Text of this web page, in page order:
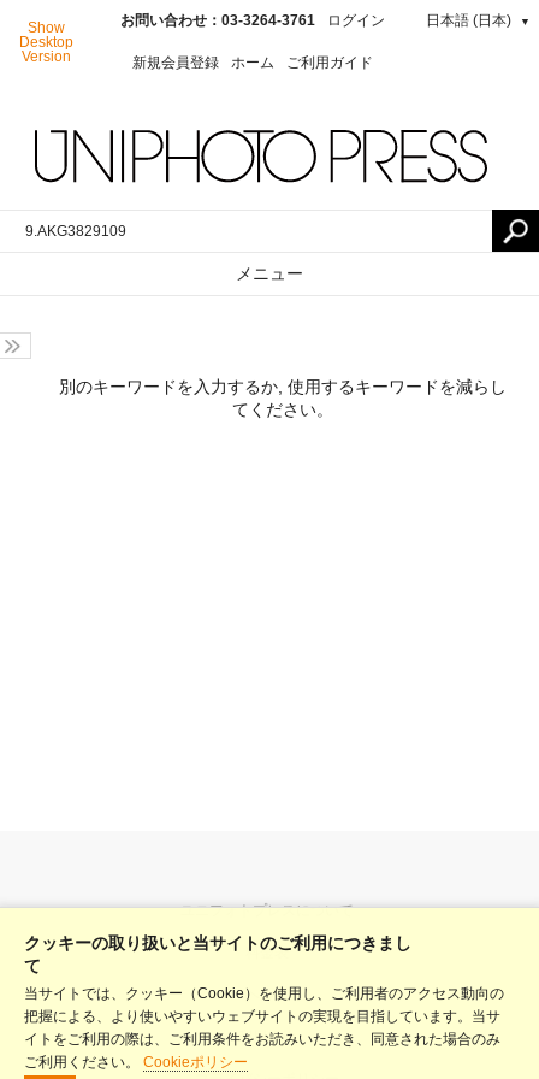
Show
Desktop
Version
お問い合わせ：03-3264-3761 ログイン
新規会員登録 ホーム ご利用ガイド
日本語 (日本) ▼
メニュー
別のキーワードを入力するか, 使用するキーワードを減らし
てください。
ユニフォトプレスについて
料金表
ヘルプ
利用規約
クッキーの取り扱いと当サイトのご利用につきまし
て
当サイトでは、クッキー（Cookie）を使用し、ご利用者のアクセス動向の
把握による、より使いやすいウェブサイトの実現を目指しています。当サ
イトをご利用の際は、ご利用条件をお読みいただき、同意された場合のみ
ご利用ください。 Cookieポリシー